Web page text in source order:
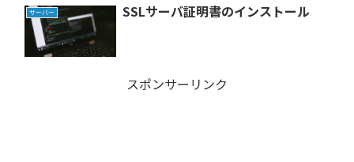
サーバー SSLサーバ証明書のインストール
スポンサーリンク